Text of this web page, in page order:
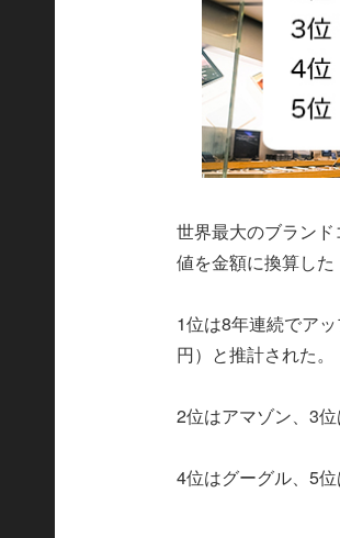
世界最大のブラン
値を金額に換算した
1位は8年連続でア
円）と推計された。
2位はアマゾン、3
4位はグーグル、5位